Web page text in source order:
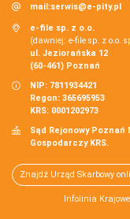
mail:serwis@e-pity.pl
e-file sp. z o.o.
(dawniej: e-file sp. z o.o.
ul. Jeziorańska 12
(60-461) Poznań
NIP: 7811934421
Regon: 365695953
KRS: 0001202973
Sąd Rejonowy Poznań
Gospodarczy KRS.
Znajdź Urząd Skarbowy
Infolinia